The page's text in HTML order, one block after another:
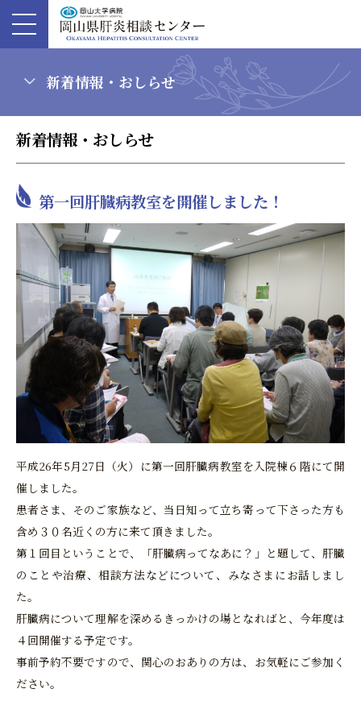
新着情報・おしらせ
新着情報・おしらせ
第一回肝臓病教室を開催しました！
平成26年5月27日（火）に第一回肝臓病教室を入院棟６階にて開
催しました。
患者さま、そのご家族など、当日知って立ち寄って下さった方も
含め３０名近くの方に来て頂きました。
第１回目ということで、「肝臓病ってなあに？」と題して、肝臓
のことや治療、相談方法などについて、みなさまにお話しまし
た。
肝臓病について理解を深めるきっかけの場となればと、今年度は
４回開催する予定です。
事前予約不要ですので、関心のおありの方は、お気軽にご参加く
ださい。